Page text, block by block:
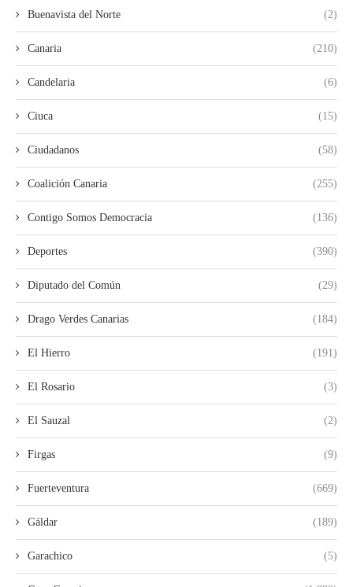
Buenavista del Norte (2)
Canaria (210)
Candelaria (6)
Ciuca (15)
Ciudadanos (58)
Coalición Canaria (255)
Contigo Somos Democracia (136)
Deportes (390)
Diputado del Común (29)
Drago Verdes Canarias (184)
El Hierro (191)
El Rosario (3)
El Sauzal (2)
Firgas (9)
Fuerteventura (669)
Gáldar (189)
Garachico (5)